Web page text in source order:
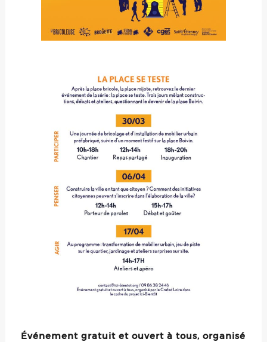
Événement gratuit et ouvert à tous, organisé